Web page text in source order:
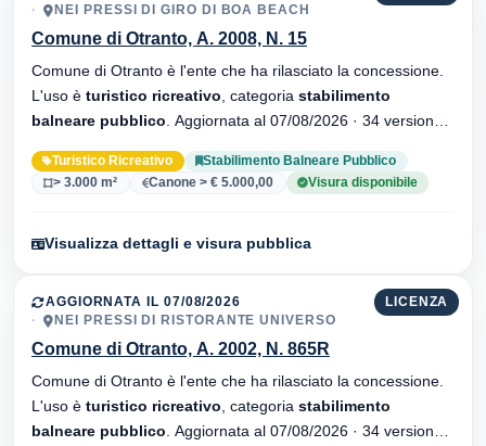
NEI PRESSI DI GIRO DI BOA BEACH
Comune di Otranto, A. 2008, N. 15
Comune di Otranto è l'ente che ha rilasciato la concessione.
L'uso è turistico ricreativo , categoria stabilimento
balneare pubblico
Turistico Ricreativo
Stabilimento Balneare Pubblico
> 3.000 m²
Canone > € 5.000,00 Visura disponibile
Visualizza dettagli e visura pubblica
LICENZA
AGGIORNATA IL 07/08/2026
NEI PRESSI DI RISTORANTE UNIVERSO
Comune di Otranto, A. 2002, N. 865R
Comune di Otranto è l'ente che ha rilasciato la concessione.
L'uso è turistico ricreativo , categoria stabilimento
balneare pubblico